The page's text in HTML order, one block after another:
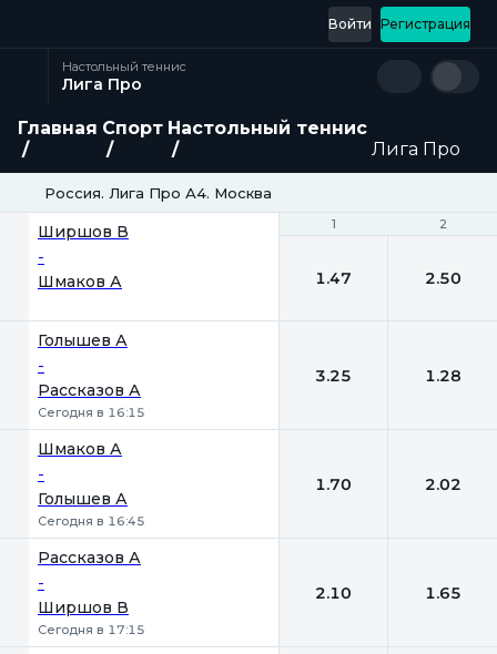
Регистрация
Войти
Настольный теннис
Лига Про
Главная Спорт Настольный теннис
Лига Про
Россия. Лига Про А4. Москва
1 2
Ширшов В
-
Шмаков А
1 2
1.47 2.50
Голышев А
-
Рассказов А
Сегодня в 16:15
3.25 1.28
Шмаков А
-
Голышев А
Сегодня в 16:45
1.70 2.02
Рассказов А
-
Ширшов В
Сегодня в 17:15
2.10 1.65